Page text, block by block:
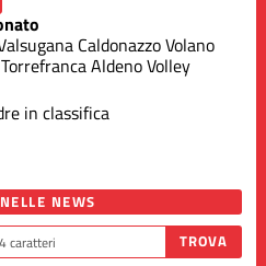
CaldonazzoVolano
TorrefrancaAldeno Volley
NEWS